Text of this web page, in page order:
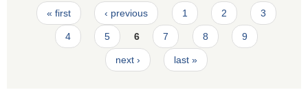
Pages
« first ‹ previous 1 2 3
4 5 6 7 8 9
next › last »